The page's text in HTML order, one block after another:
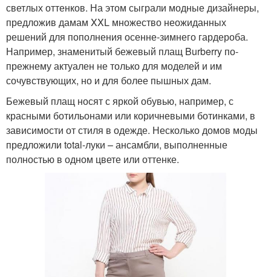
светлых оттенков. На этом сыграли модные дизайнеры,
предложив дамам XXL множество неожиданных
решений для пополнения осенне-зимнего гардероба.
Например, знаменитый бежевый плащ Burberry по-
прежнему актуален не только для моделей и им
сочувствующих, но и для более пышных дам.
Бежевый плащ носят с яркой обувью, например, с
красными ботильонами или коричневыми ботинками, в
зависимости от стиля в одежде. Несколько домов моды
предложили total-луки – ансамбли, выполненные
полностью в одном цвете или оттенке.